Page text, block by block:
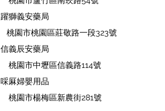
躍獅義安藥局
桃園市桃園區莊敬路一段323號
信義辰安藥局
​ 桃園市中壢區信義路114號
啋厤婦嬰用品
桃園市楊梅區新農街281號